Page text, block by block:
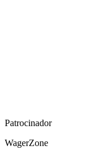
Patrocinador
WagerZone